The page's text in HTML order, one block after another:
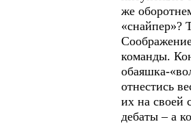
же
«снайпер»?
команды.
обаяшка-
отнестись
их на своей
дебаты – а